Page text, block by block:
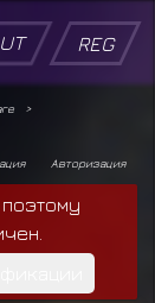
REG
Авторизация